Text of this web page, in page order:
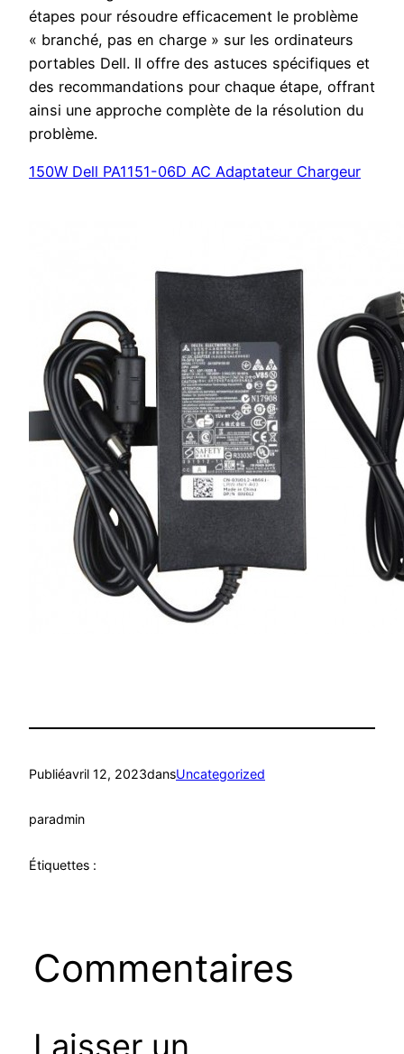
étapes pour résoudre efficacement le problème
« branché, pas en charge » sur les ordinateurs
portables Dell. Il offre des astuces spécifiques et
des recommandations pour chaque étape, offrant
ainsi une approche complète de la résolution du
problème.
150W Dell PA1151-06D AC Adaptateur Chargeur
Publiéavril 12, 2023dansUncategorized
paradmin
Étiquettes :
Commentaires
Laisser un